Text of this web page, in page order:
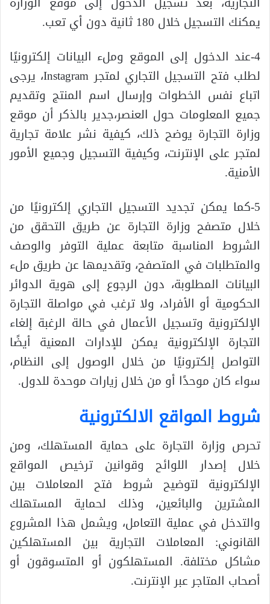
يمكنك التسجيل خلال 180 ثانية دون أي تعب.
4-عند الدخول إلى الموقع وملء البيانات إلكترونيًا
لطلب فتح التسجيل التجاري لمتجر Instagram، يرجى
اتباع نفس الخطوات وإرسال اسم المنتج وتقديم
جميع المعلومات حول العنصر،جدير بالذكر أن موقع
وزارة التجارة يوضح ذلك، كيفية نشر علامة تجارية
لمتجر على الإنترنت، وكيفية التسجيل وجميع الأمور
الأمنية.
5-كما يمكن تجديد التسجيل التجاري إلكترونيًا من
خلال متصفح وزارة التجارة عن طريق التحقق من
الشروط المناسبة متابعة عملية التوفر والوصف
والمتطلبات في المتصفح، وتقديمها عن طريق ملء
البيانات المطلوبة، دون الرجوع إلى هوية الدوائر
الحكومية أو الأفراد، ولا ترغب في مواصلة التجارة
الإلكترونية وتسجيل الأعمال في حالة الرغبة إلغاء
التجارة الإلكترونية يمكن للإدارات المعنية أيضًا
التواصل إلكترونيًا من خلال الوصول إلى النظام،
سواء كان موحدًا أو من خلال زيارات موحدة للدول.
شروط المواقع الالكترونية
تحرص وزارة التجارة على حماية المستهلك، ومن
خلال إصدار اللوائح وقوانين ترخيص المواقع
الإلكترونية لتوضيح شروط فتح المعاملات بين
المشترين والبائعين، وذلك لحماية المستهلك
والتدخل في عملية التعامل، ويشمل هذا المشروع
القانوني: المعاملات التجارية بين المستهلكين
مشاكل مختلفة. المستهلكون أو المتسوقون أو
أصحاب المتاجر عبر الإنترنت.